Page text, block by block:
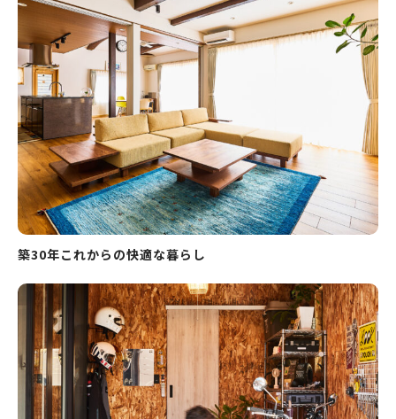
築30年これからの快適な暮らし